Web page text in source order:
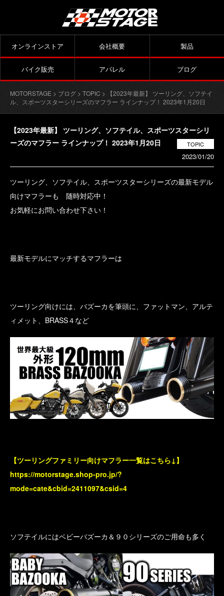
オンラインストア 会社概要 製品
バイク販売 アパレル ブログ
MOTORSTAGE > ブログ > TOPIC > 【2023年最新】 ツーリング、ソフテイ
ル、スポーツスターシリーズのマフラー ラインナップ！ 2023年1月20日
【2023年最新】 ツーリング、ソフテイル、スポーツスターシリ
ーズのマフラー ラインナップ！ 2023年1月20日
TOPIC
2023/01/20
ツーリング、ソフテイル、スポーツスターシリーズの最新モデル
向けマフラーも 随時対応中！
お気軽にお問い合わせ下さい！
最新モデルにマッチするマフラーは
ツーリング向けには、バズーカを筆頭に、ファットマン、アルテ
ィメット、BRASS４など
【ツーリングファミリー向けマフラー一覧はこちら↓】
https://motorstage.shop-pro.jp/?
mode=cate&cbid=2411097&csid=4
ソフテイルにはベビーバズーカ＆９０シリーズのご用命も多く